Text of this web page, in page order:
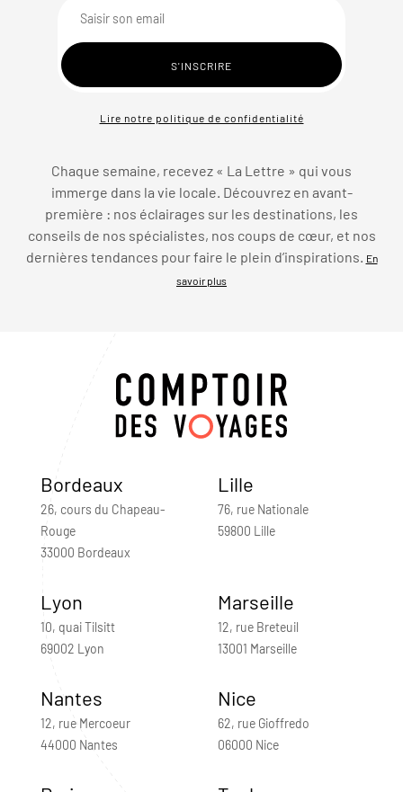
Lire notre politique de confidentialité
Chaque semaine, recevez « La Lettre » qui vous
immerge dans la vie locale. Découvrez en avant-
première : nos éclairages sur les destinations, les
conseils de nos spécialistes, nos coups de cœur, et nos
dernières tendances pour faire le plein d’inspirations. En
savoir plus
Bordeaux
26, cours du Chapeau-
Rouge
33000 Bordeaux
Lille
76, rue Nationale
59800 Lille
Lyon
10, quai Tilsitt
69002 Lyon
Marseille
12, rue Breteuil
13001 Marseille
Nantes
12, rue Mercoeur
44000 Nantes
Nice
62, rue Gioffredo
06000 Nice